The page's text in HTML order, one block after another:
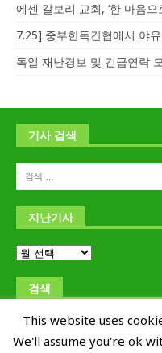
에센 갈보리 교회, ‘한 마음으
7.25] 중부한독간협에서 야
독일 재난경보 및 긴급연락
기사 검색
지난기사
검색
This website uses
We'll assume you're ok